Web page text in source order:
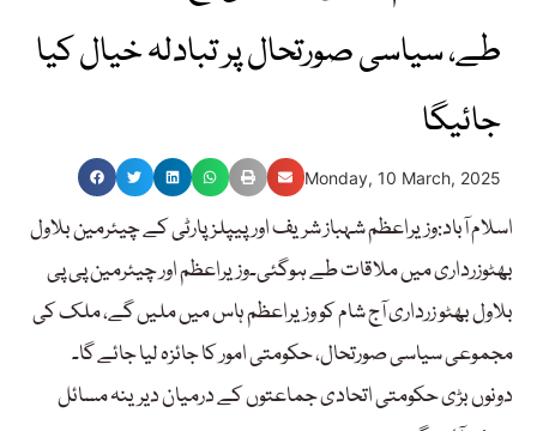
طے، سیاسی صورتحال پر تبادلہ خیال کیا
جائیگا
Monday, 10 March, 2025
اسلام آباد:وزیراعظم شہباز شریف اورپیپلزپارٹی کے چیئرمین بلاول
بھٹوزرداری میں ملاقات طے ہوگئی۔وزیراعظم اور چیئرمین پی پی
بلاول بھٹو زرداری آج شام کو وزیراعظم ہاس میں ملیں گے، ملک کی
مجموعی سیاسی صورتحال، حکومتی امور کا جائزہ لیا جائے گا۔
دونوں بڑی حکومتی اتحادی جماعتوں کے درمیان دیرینہ مسائل